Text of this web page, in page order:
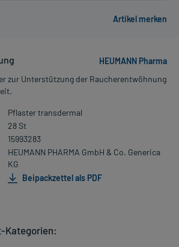
HEUMANN Pharma
zur Unterstützung der Raucherentwöhnung
Pflaster transdermal
28 St
15993283
HEUMANN PHARMA GmbH & Co. Generica
KG
Beipackzettel als PDF
Kategorien: